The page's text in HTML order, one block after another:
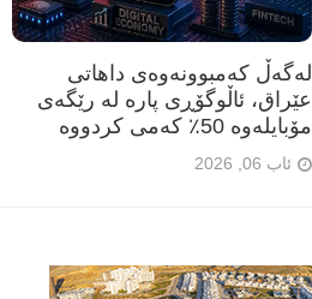
لەگەڵ کەمبوونەوەی داهاتی
عێراق، ئاڵوگۆڕی پارە لە رێگەی
مۆبایلەوە 50٪ کەمی کردووە
ئاب 06, 2026